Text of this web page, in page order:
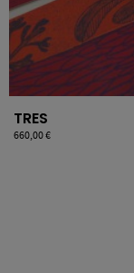
TRES
Precio
660,00 €